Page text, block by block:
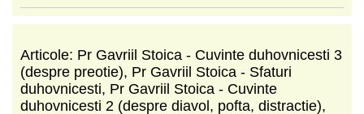
Articole: Pr Gavriil Stoica - Cuvinte duhovnicesti 3
(despre preotie), Pr Gavriil Stoica - Sfaturi
duhovnicesti, Pr Gavriil Stoica - Cuvinte
duhovnicesti 2 (despre diavol, pofta, distractie),